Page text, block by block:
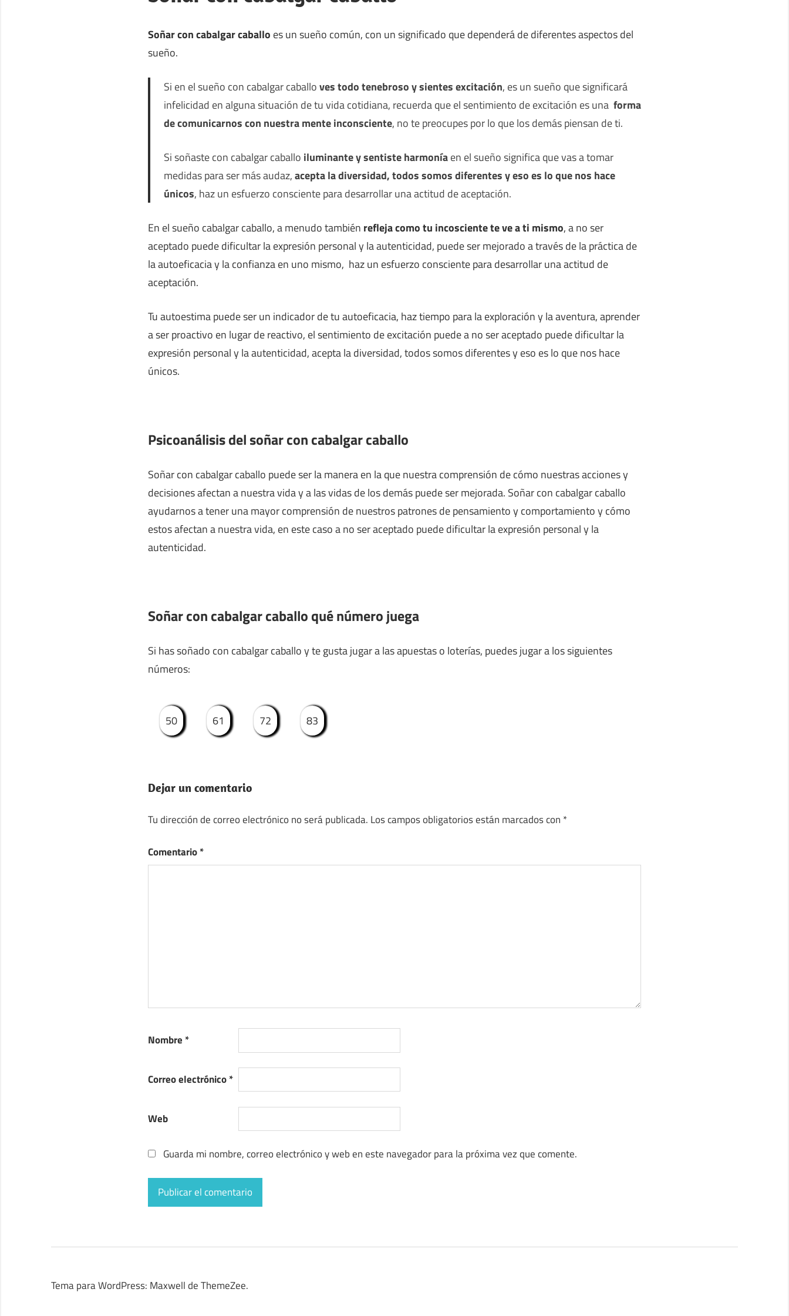
Soñar con cabalgar caballo es un sueño común, con un significado que dependerá de diferentes aspectos del
sueño.
Si en el sueño con cabalgar caballoves todo tenebroso y sientes excitación, es un sueño que significará
infelicidad en alguna situación de tu vida cotidiana, recuerda que el sentimiento de excitación es una forma
de comunicarnos con nuestra mente inconsciente, no te preocupes por lo que los demás piensan de ti.
Si soñaste con cabalgar caballo iluminante y sentiste harmoníaen el sueño significa que vas a tomar
medidas para ser más audaz,acepta la diversidad, todos somos diferentes y eso es lo que nos hace
únicos, haz un esfuerzo consciente para desarrollar una actitud de aceptación.
En el sueño cabalgar caballo, a menudo también refleja como tu incosciente te ve a ti mismo, a no ser
aceptado puede dificultar la expresión personal y la autenticidad, puede ser mejorado a través de la práctica de
la autoeficacia y la confianza en uno mismo, haz un esfuerzo consciente para desarrollar una actitud de
aceptación.
Tu autoestima puede ser un indicador de tu autoeficacia, haz tiempo para la exploración y la aventura, aprender
a ser proactivo en lugar de reactivo, el sentimiento de excitación puede a no ser aceptado puede dificultar la
expresión personal y la autenticidad, acepta la diversidad, todos somos diferentes y eso es lo que nos hace
únicos.
Psicoanálisis del soñar con cabalgar caballo
Soñar con cabalgar caballo puede ser la manera en la que nuestra comprensión de cómo nuestras acciones y
decisiones afectan a nuestra vida y a las vidas de los demás puede ser mejorada. Soñar con cabalgar caballo
ayudarnos a tener una mayor comprensión de nuestros patrones de pensamiento y comportamiento y cómo
estos afectan a nuestra vida, en este caso a no ser aceptado puede dificultar la expresión personal y la
autenticidad.
Soñar con cabalgar caballo qué número juega
Si has soñado con cabalgar caballo y te gusta jugar a las apuestas o loterías, puedes jugar a los siguientes
números:
50 61 72 83
Dejar un comentario
Tu dirección de correo electrónico no será publicada. Los campos obligatorios están marcados con *
Comentario*
Nombre *
Correo electrónico*
Web
Guarda mi nombre, correo electrónico y web en este navegador para la próxima vez que comente.
Tema para WordPress: Maxwell de ThemeZee.